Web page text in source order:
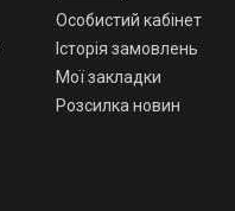
Особистий кабінет
Історія замовлень
Мої закладки
Розсилка новин